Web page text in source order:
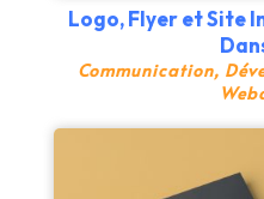
Logo, Flyer et Site
Communication,